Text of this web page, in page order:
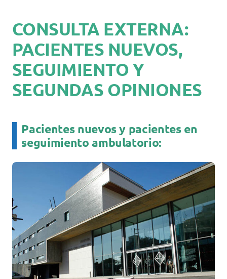
Acreditaciones
Registros
Docencia
Servicios
CONSULTA EXTERNA:
PACIENTES NUEVOS,
SEGUIMIENTO Y
SEGUNDAS OPINIONES
Pacientes nuevos y pacientes en
seguimiento ambulatorio: